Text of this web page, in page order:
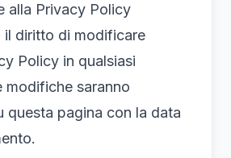
alla Privacy Policy
il diritto di modificare
Policy in qualsiasi
modifiche saranno
questa pagina con la data